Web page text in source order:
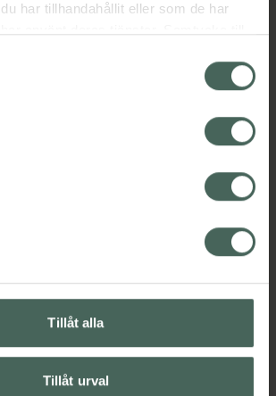
har tillhandahållit eller som de har
via webbplatsens
Ett återkallat samtycke påverkar inte
som skett innan återkallelsen.
Tillåt alla
Tillåt urval
och online i mobilen och på
du är så är det vårt uppdrag att
må lite bättre. Välkommen att prata
och retur